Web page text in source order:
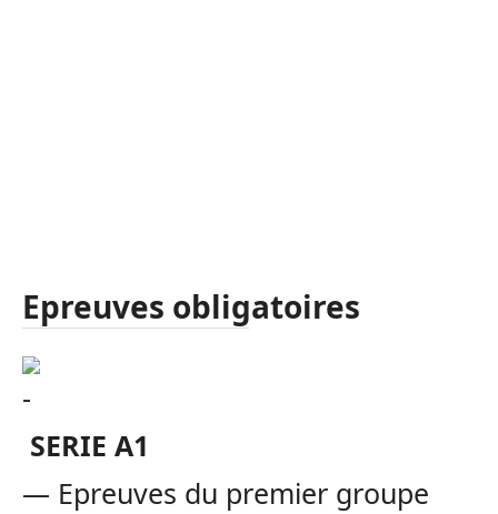
Epreuves obligatoires
SERIE A1
— Epreuves du premier groupe